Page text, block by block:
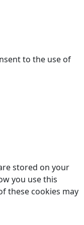
to the use of
stored on your
you use this
these cookies may